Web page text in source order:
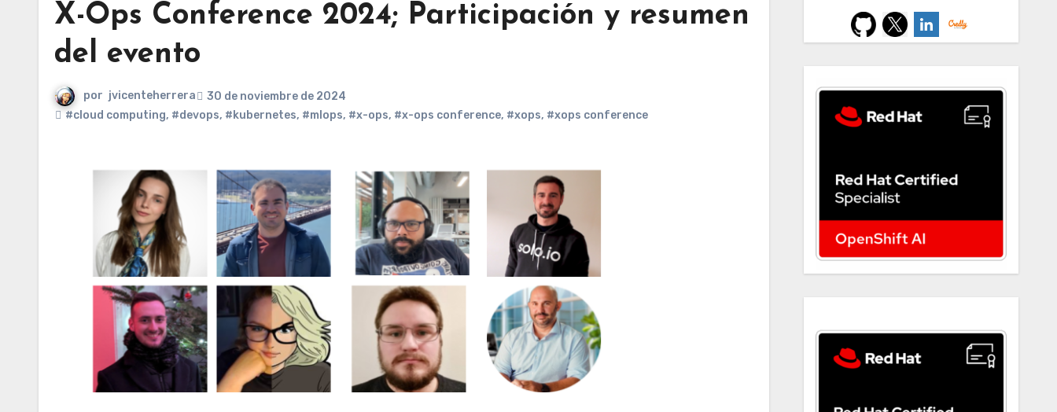
X-Ops Conference 2024; Participación y resumen
del evento
por jvicenteherrera
30 de noviembre de 2024
#cloud computing, #devops, #kubernetes, #mlops, #x-ops, #x-ops conference, #xops, #xops conference